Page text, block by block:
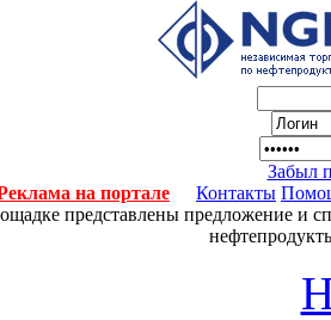
Забыл
на портале
Контакты
представлены предложение и